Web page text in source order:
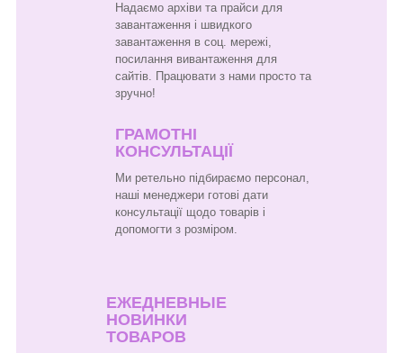
Надаємо архіви та прайси для
завантаження і швидкого
завантаження в соц. мережі,
посилання вивантаження для
сайтів. Працювати з нами просто та
зручно!
ГРАМОТНІ
КОНСУЛЬТАЦІЇ
Ми ретельно підбираємо персонал,
наші менеджери готові дати
консультації щодо товарів і
допомогти з розміром.
ЕЖЕДНЕВНЫЕ
НОВИНКИ
ТОВАРОВ